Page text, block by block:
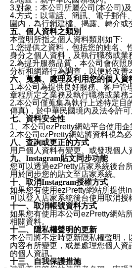
3.對象：本公司所屬公司(本公司)
4.方式：以電話、簡訊、電子郵件
圍內，為行銷建檔、揭露、轉介或
五、個人資料之類別
本聲明所指之個人資料類別如下:
1.您提供之資料，包括您的姓名、
身分之個人資料，及執行職務或業
2.為提升服務品質，本公司會依照
分析和網路行為調查，以便於改善
六、蒐集、處理及利用您的個人資
1.本公司為提供良好服務、客戶管
章程所定之業務及執行職務或業務
2.本公司僅蒐集為執行上述特定目
傳真)，於中華民國境內及法令許
七、資料安全性
1、本公司ezPretty網站平台使用
2.本公司ezPretty網站將資料視為
八、查詢或更正的方式
用戶個人資料有變更、或發現個
九、Instagram貼文同步功能
您可以透過ezPretty店家系統後台
用於同步您的貼文至店家系統。
十、取消Instagram授權方式
如果您有使用ezPretty網站所提供
可以登入店家系統後台使用取消授
十一、取消帳號資料方式
如果您有使用本公司ezPretty網站
相關資料。
十二、隱私權聲明的更新
本公司將不定時更新隱私權聲明
內容有所變更，或是處理您個人
的個人資訊。
十三、自我保護措施